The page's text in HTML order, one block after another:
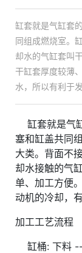
缸套就是气缸套
同组成燃烧室。
却水的气缸套叫
干缸套厚度较薄
水，所以有利于
缸套就是气
塞和缸盖共同
大类。背面不
却水接触的气
单、加工方便
动机的冷却，
加工工艺流程
缸桶: 下料